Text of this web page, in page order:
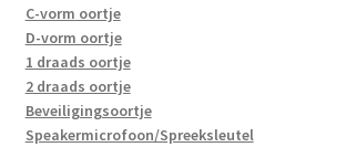
C-vorm oortje
D-vorm oortje
1 draads oortje
2 draads oortje
Beveiligingsoortje
Speakermicrofoon/Spreeksleutel